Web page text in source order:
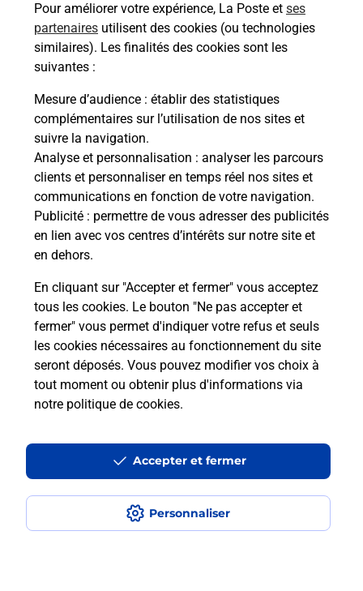
Pour améliorer votre expérience, La Poste et ses
partenaires utilisent des cookies (ou technologies
similaires). Les finalités des cookies sont les
suivantes :
Mesure d’audience : établir des statistiques
complémentaires sur l’utilisation de nos sites et
suivre la navigation.
Analyse et personnalisation : analyser les parcours
clients et personnaliser en temps réel nos sites et
communications en fonction de votre navigation.
Publicité : permettre de vous adresser des publicités
en lien avec vos centres d’intérêts sur notre site et
en dehors.
En cliquant sur "Accepter et fermer" vous acceptez
tous les cookies. Le bouton "Ne pas accepter et
fermer" vous permet d'indiquer votre refus et seuls
les cookies nécessaires au fonctionnement du site
seront déposés. Vous pouvez modifier vos choix à
tout moment ou obtenir plus d'informations via
notre politique de cookies.
Personnaliser
Accepter et fermer
La téléassistance classique avec
médaillon d’alarme qu’est ce que
c’est ?
Comment fonctionne la
téléassistance classique ?
Comment est installée la
téléassistance classique ?
Localiser Liste
Liste - téléassistance
Moselle - téléassistance
St Avold - téléassistance
Accessibilité : partiellement conforme
Conditions contractuelles
Mentions légales